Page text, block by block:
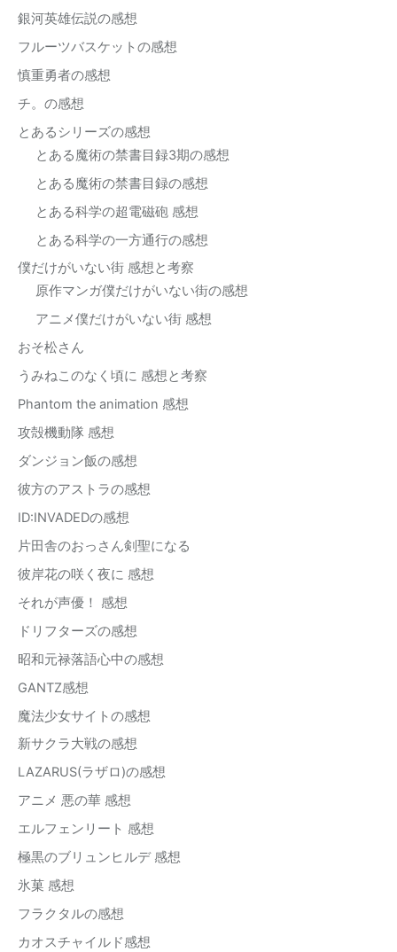
銀河英雄伝説の感想
フルーツバスケットの感想
慎重勇者の感想
チ。の感想
とあるシリーズの感想
とある魔術の禁書目録3期の感想
とある魔術の禁書目録の感想
とある科学の超電磁砲 感想
とある科学の一方通行の感想
僕だけがいない街 感想と考察
原作マンガ僕だけがいない街の感想
アニメ僕だけがいない街 感想
おそ松さん
うみねこのなく頃に 感想と考察
Phantom the animation 感想
攻殻機動隊 感想
ダンジョン飯の感想
彼方のアストラの感想
ID:INVADEDの感想
片田舎のおっさん剣聖になる
彼岸花の咲く夜に 感想
それが声優！ 感想
ドリフターズの感想
昭和元禄落語心中の感想
GANTZ感想
魔法少女サイトの感想
新サクラ大戦の感想
LAZARUS(ラザロ)の感想
アニメ 悪の華 感想
エルフェンリート 感想
極黒のブリュンヒルデ 感想
氷菓 感想
フラクタルの感想
カオスチャイルド感想